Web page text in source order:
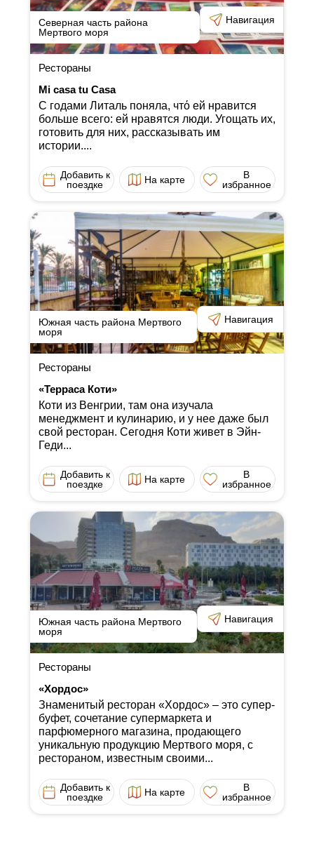
Северная часть района
Мертвого моря
Навигация
Рестораны
Mi casa tu Casa
С годами Литаль поняла, чтό ей нравится
больше всего: ей нравятся люди. Угощать их,
готовить для них, рассказывать им
истории....
Добавить к
поездке
На карте
В
избранное
Южная часть района Мертвого
моря
Навигация
Рестораны
«Терраса Коти»
Коти из Венгрии, там она изучала
менеджмент и кулинарию, и у нее даже был
свой ресторан. Сегодня Коти живет в Эйн-
Геди...
Добавить к
поездке
На карте
В
избранное
Южная часть района Мертвого
моря
Навигация
Рестораны
«Хордос»
Знаменитый ресторан «Хордос» ‒ это супер-
буфет, сочетание супермаркета и
парфюмерного магазина, продающего
уникальную продукцию Мертвого моря, с
рестораном, известным своими...
Добавить к
поездке
На карте
В
избранное